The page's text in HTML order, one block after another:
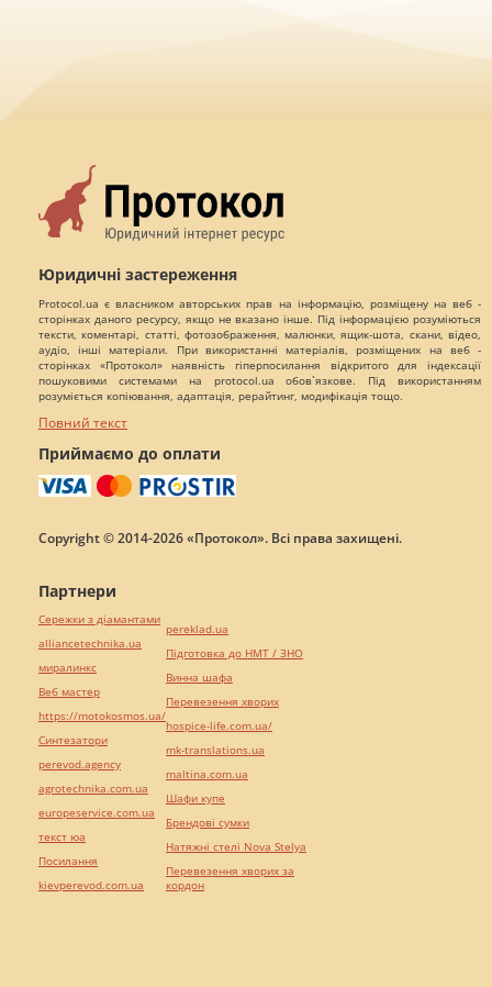
Юридичні застереження
Protocol.ua є власником авторських прав на інформацію, розміщену на веб -
сторінках даного ресурсу, якщо не вказано інше. Під інформацією розуміються
тексти, коментарі, статті, фотозображення, малюнки, ящик-шота, скани, відео,
аудіо, інші матеріали. При використанні матеріалів, розміщених на веб -
сторінках «Протокол» наявність гіперпосилання відкритого для індексації
пошуковими системами на protocol.ua обов`язкове. Під використанням
розуміється копіювання, адаптація, рерайтинг, модифікація тощо.
Повний текст
Приймаємо до оплати
Copyright © 2014-2026 «Протокол». Всі права захищені.
Партнери
Сережки з діамантами
alliancetechnika.ua
миралинкс
Веб мастер
https://motokosmos.ua/
Синтезатори
perevod.agency
agrotechnika.com.ua
europeservice.com.ua
текст юа
Посилання
kievperevod.com.ua
pereklad.ua
Підготовка до НМТ / ЗНО
Винна шафа
Перевезення хворих
hospice-life.com.ua/
mk-translations.ua
maltina.com.ua
Шафи купе
Брендові сумки
Натяжні стелі Nova Stelya
Перевезення хворих за
кордон